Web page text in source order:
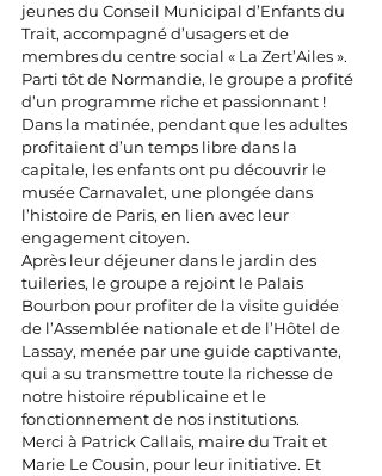
jeunes du Conseil Municipal d’Enfants du
Trait, accompagné d’usagers et de
membres du centre social « La Zert’Ailes ».
Parti tôt de Normandie, le groupe a profité
d’un programme riche et passionnant !
Dans la matinée, pendant que les adultes
profitaient d’un temps libre dans la
capitale, les enfants ont pu découvrir le
musée Carnavalet, une plongée dans
l’histoire de Paris, en lien avec leur
engagement citoyen.
Après leur déjeuner dans le jardin des
tuileries, le groupe a rejoint le Palais
Bourbon pour profiter de la visite guidée
de l’Assemblée nationale et de l’Hôtel de
Lassay, menée par une guide captivante,
qui a su transmettre toute la richesse de
notre histoire républicaine et le
fonctionnement de nos institutions.
Merci à Patrick Callais, maire du Trait et
Marie Le Cousin, pour leur initiative. Et